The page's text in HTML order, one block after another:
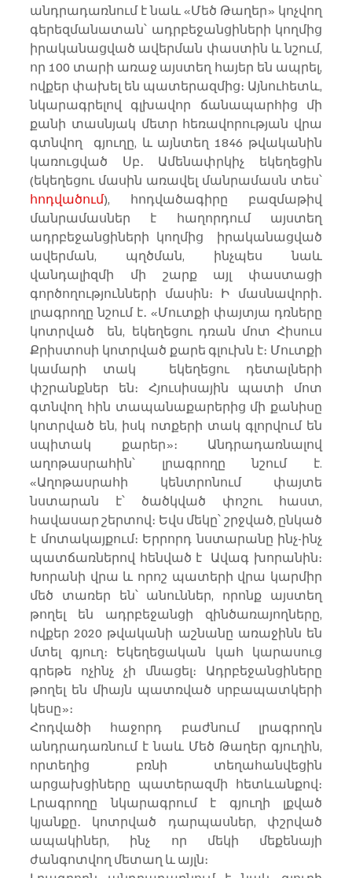
անդրադառնում է նաև «Մեծ Թաղեր» կոչվող
գերեզմանատան՝ ադրբեջանցիների կողմից
իրականացված ավերման փաստին և նշում,
որ 100 տարի առաջ այստեղ հայեր են ապրել,
ովքեր փախել են պատերազմից։ Այնուհետև,
նկարագրելով գլխավոր ճանապարհից մի
քանի տասնյակ մետր հեռավորության վրա
գտնվող  գյուղը, և այնտեղ 1846 թվականին
կառուցված Սբ․ Ամենափրկիչ եկեղեցին
հոդվածում), հոդվածագիրը բազմաթիվ
մանրամասներ է հաղորդում այստեղ
ադրբեջանցիների կողմից  իրականացված
ավերման, պղծման, ինչպես նաև
վանդալիզմի մի շարք այլ փաստացի
գործողությունների մասին։ Ի մասնավորի․
լրագրողը նշում է․ «Մուտքի փայտյա դռները
կոտրված  են, եկեղեցու դռան մոտ Հիսուս
Քրիստոսի կոտրված քարե գլուխն է։ Մուտքի
կամարի տակ  եկեղեցու դետալների
փշրանքներ են։ Հյուսիսային պատի մոտ
գտնվող հին տապանաքարերից մի քանիսը
կոտրված են, իսկ ոտքերի տակ գլորվում են
սպիտակ քարեր»։ Անդրադառնալով
աղոթասրահին՝ լրագրողը նշում է.
«Աղոթասրահի կենտրոնում փայտե
նստարան է՝ ծածկված փոշու հաստ,
հավասար շերտով։ Եվս մեկը՝ շրջված, ընկած
է մոտակայքում։ Երրորդ նստարանը ինչ-ինչ
պատճառներով հենված է  Ավագ խորանին։
Խորանի վրա և որոշ պատերի վրա կարմիր
մեծ տառեր են՝ անուններ, որոնք այստեղ
թողել են ադրբեջանցի զինծառայողները,
ովքեր 2020 թվականի աշնանը առաջինն են
մտել գյուղ։ Եկեղեցական կահ կարասուց
գրեթե ոչինչ չի մնացել։ Ադրբեջանցիները
թողել են միայն պատռված սրբապատկերի
կեսը»։
Հոդվածի հաջորդ բաժնում լրագրողն
անդրադառնում է նաև Մեծ Թաղեր գյուղին,
որտեղից բռնի տեղահանվեցին
արցախցիները պատերազմի հետևանքով։
Լրագրողը նկարագրում է գյուղի լքված
կյանքը․ կոտրված դարպասներ, փշրված
ապակիներ, ինչ որ մեկի մեքենայի
ժանգոտվող մետաղ և այլն։